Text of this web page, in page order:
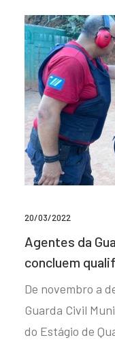
20/03/2022
Agentes da
concluem
De novembro a
Guarda Civil
do Estágio de